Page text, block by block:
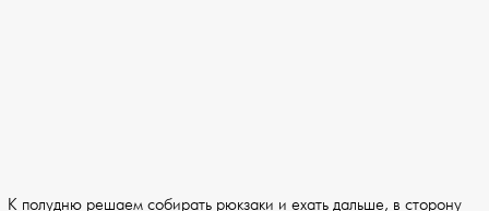
К полудню решаем собирать рюкзаки и ехать дальше, в сторону